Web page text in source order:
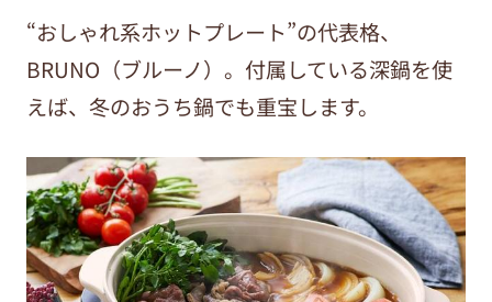
“おしゃれ系ホットプレート”の代表格、
BRUNO（ブルーノ）。付属している深鍋を使
えば、冬のおうち鍋でも重宝します。